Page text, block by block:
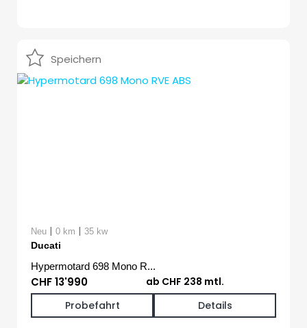
Speichern
Neu | 0 km | 35 kw
Ducati
Hypermotard 698 Mono R...
CHF 13'990
ab CHF 238 mtl.
Probefahrt
Details